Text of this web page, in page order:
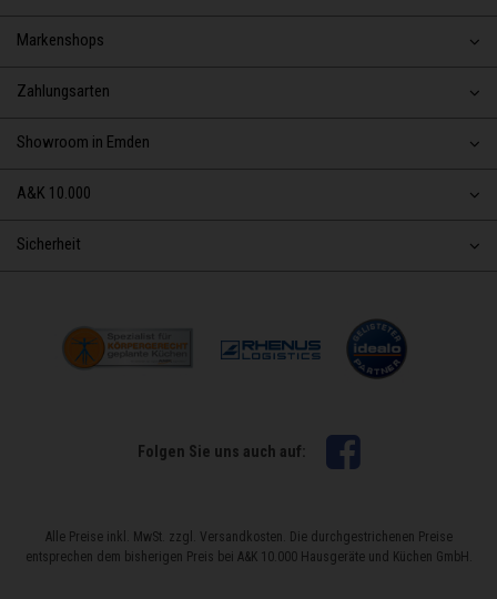
Markenshops
Zahlungsarten
Showroom in Emden
A&K 10.000
Sicherheit
Folgen Sie uns auch auf:
Alle Preise inkl. MwSt. zzgl. Versandkosten. Die durchgestrichenen Preise
entsprechen dem bisherigen Preis bei A&K 10.000 Hausgeräte und Küchen GmbH.